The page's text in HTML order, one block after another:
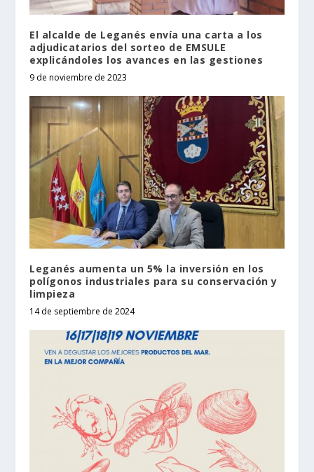
El alcalde de Leganés envía una carta a los
adjudicatarios del sorteo de EMSULE
explicándoles los avances en las gestiones
9 de noviembre de 2023
Leganés aumenta un 5% la inversión en los
polígonos industriales para su conservación y
limpieza
14 de septiembre de 2024